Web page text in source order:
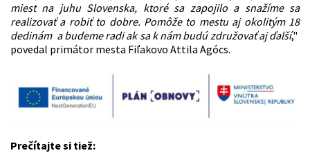
miest na juhu Slovenska, ktoré sa zapojilo a snažíme sa
realizovať a robiť to dobre. Pomôže to mestu aj okolitým 18
dedinám a budeme radi ak sa k nám budú združovať aj ďalší,"
povedal primátor mesta Fiľakovo Attila Agócs.
Prečítajte si tiež: